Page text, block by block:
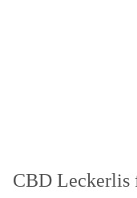
CBD Leckerlis